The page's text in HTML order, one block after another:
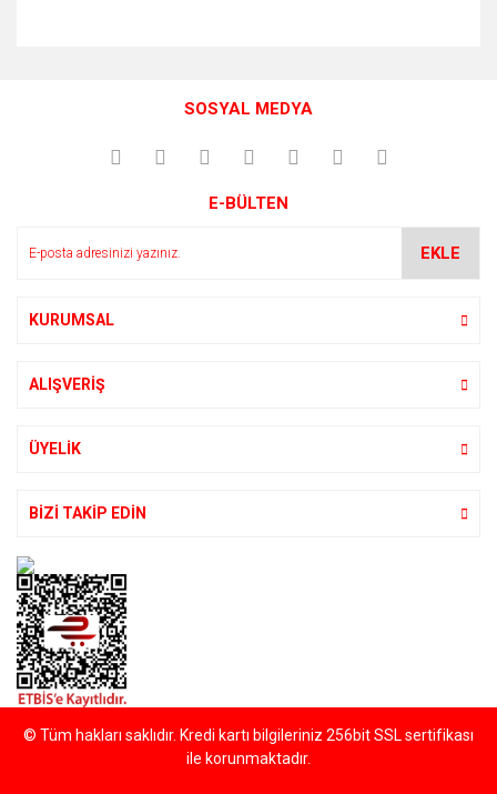
kullanarak tarafımıza iletebilirsiniz.
Görüş ve önerileriniz için teşekkür ederiz.
Ürün açıklamasında eksik bilgiler bulunuyor.
SOSYAL MEDYA
E-BÜLTEN
EKLE
KURUMSAL
ALIŞVERİŞ
ÜYELİK
BİZİ TAKİP EDİN
© Tüm hakları saklıdır. Kredi kartı bilgileriniz 256bit SSL sertifikası
ile korunmaktadır.